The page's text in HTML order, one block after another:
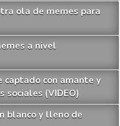
ola de memes para
a nivel
captado con amante y
sociales (VIDEO)
blanco y lleno de